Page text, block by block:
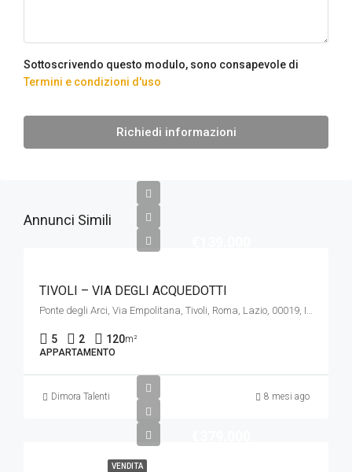
Sottoscrivendo questo modulo, sono consapevole di
Termini e condizioni d'uso
Richiedi informazioni
Annunci Simili
TIVOLI – VIA DEGLI ACQUEDOTTI
Ponte degli Arci, Via Empolitana, Tivoli, Roma, Lazio, 00019, Italia
5 2 120m²
APPARTAMENTO
Dimora Talenti 8 mesi ago
VENDITA